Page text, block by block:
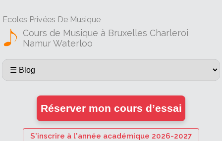
Ecoles Privées De Musique
Cours de Musique à Bruxelles Charleroi
Namur Waterloo
Réserver mon cours d’essai
S'inscrire à l'année académique 2026-2027